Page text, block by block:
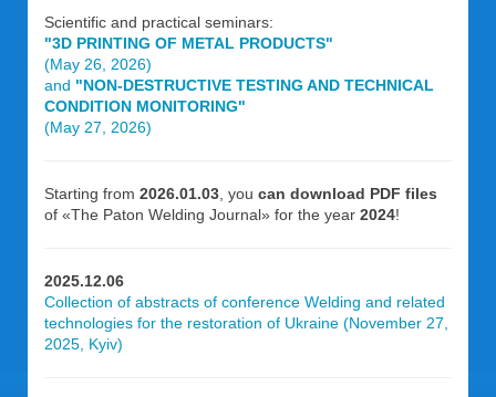
Scientific and practical seminars:
"3D PRINTING OF METAL PRODUCTS"
(May 26, 2026)
and "NON-DESTRUCTIVE TESTING AND TECHNICAL
CONDITION MONITORING"
(May 27, 2026)
Starting from 2026.01.03 , you can download PDF files
of «The Paton Welding Journal» for the year 2024!
2025.12.06
Collection of abstracts of conference Welding and related
technologies for the restoration of Ukraine (November 27,
2025, Kyiv)